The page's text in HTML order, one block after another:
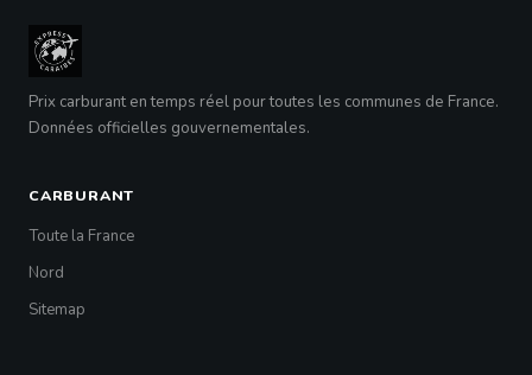
Prix carburant en temps réel pour toutes les communes de France.
Données officielles gouvernementales.
CARBURANT
Toute la France
Nord
Sitemap